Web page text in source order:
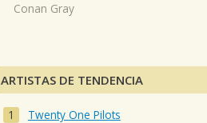
Conan Gray
ARTISTAS DE TENDENCIA
Twenty One Pilots